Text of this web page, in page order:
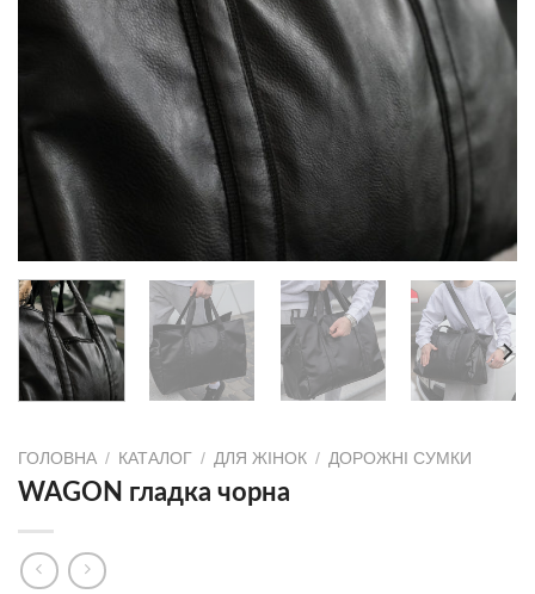
ГОЛОВНА / КАТАЛОГ / ДЛЯ ЖІНОК / ДОРОЖНІ СУМКИ
WAGON гладка чорна